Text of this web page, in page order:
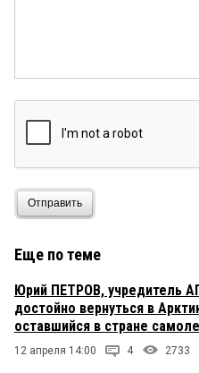
Отправить
Еще по теме
Юрий ПЕТРОВ, учредитель
достойно вернуться в
оставшийся в стране
12 апреля 14:00 4 2733